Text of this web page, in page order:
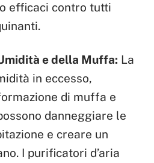
efficaci contro tutti
e della Muffa: La
in eccesso,
di muffa e
danneggiare le
e creare un
I purificatori d’aria